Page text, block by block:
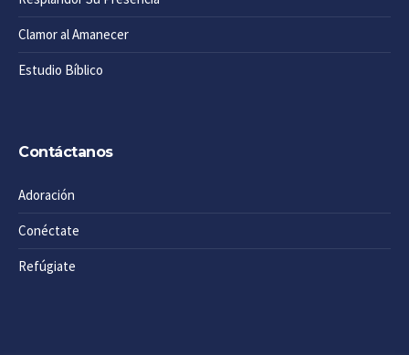
Clamor al Amanecer
Estudio Bíblico
Contáctanos
Adoración
Conéctate
Refúgiate